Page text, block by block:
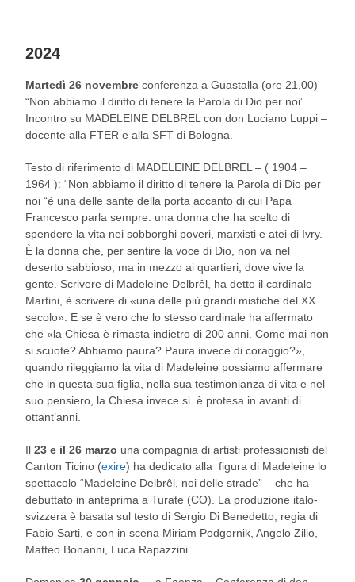
2024
Martedì 26 novembreconferenza a Guastalla (ore 21,00) –
“Non abbiamo il diritto di tenere la Parola di Dio per noi”.
Incontro su MADELEINE DELBREL con don Luciano Luppi –
docente alla FTER e alla SFT di Bologna.
Testo di riferimento di MADELEINE DELBREL – ( 1904 –
1964 ): “Non abbiamo il diritto di tenere la Parola di Dio per
noi “è una delle sante della porta accanto di cui Papa
Francesco parla sempre: una donna che ha scelto di
spendere la vita nei sobborghi poveri, marxisti e atei di Ivry.
È la donna che, per sentire la voce di Dio, non va nel
deserto sabbioso, ma in mezzo ai quartieri, dove vive la
gente. Scrivere di Madeleine Delbrêl, ha detto il cardinale
Martini, è scrivere di «una delle più grandi mistiche del XX
secolo». E se è vero che lo stesso cardinale ha affermato
che «la Chiesa è rimasta indietro di 200 anni. Come mai non
si scuote? Abbiamo paura? Paura invece di coraggio?»,
quando rileggiamo la vita di Madeleine possiamo affermare
che in questa sua figlia, nella sua testimonianza di vita e nel
suo pensiero, la Chiesa invece si è protesa in avanti di
ottant’anni.
Il23 e il 26 marzo una compagnia di artisti professionisti del
Canton Ticino (exire) ha dedicato alla figura di Madeleine lo
spettacolo “Madeleine Delbrêl, noi delle strade” – che ha
debuttato in anteprima a Turate (CO). La produzione italo-
svizzera è basata sul testo di Sergio Di Benedetto, regia di
Fabio Sarti, e con in scena Miriam Podgornik, Angelo Zilio,
Matteo Bonanni, Luca Rapazzini.